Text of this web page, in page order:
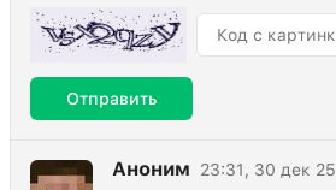
Отправить
Аноним
23:31, 30 дек 25